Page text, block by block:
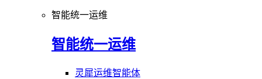
智能统一运维
智能统一运维
灵犀运维智能体